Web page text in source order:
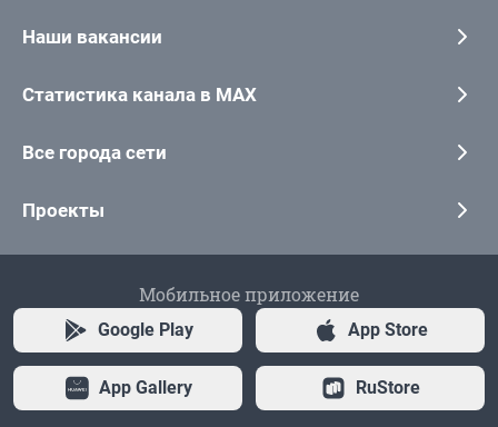
Наши вакансии
Статистика канала в MAX
Все города сети
Проекты
Мобильное приложение
Google Play App Store
App Gallery RuStore